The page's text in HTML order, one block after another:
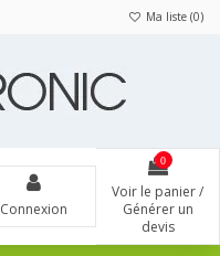
Ma liste (0)
Connexion
0
Voir le panier /
Générer un
devis